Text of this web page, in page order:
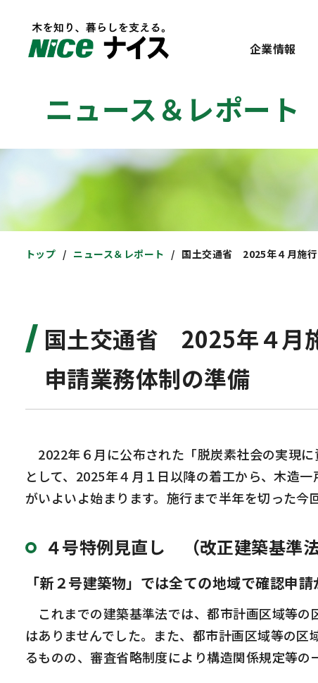
企業情報
ニュース＆レポート
トップ ニュース＆レポート 国土交通省 2025年４月施
国土交通省 2025年４月
申請業務体制の準備
2022年６月に公布された「脱炭素社会の実現
として、 2025年４月１日以降の着工から、木造
がいよいよ始まります。施行まで半年を切った今
４号特例見直し （改正建築基準法
「新２号建築物」では全ての地域で確認申
これまでの建築基準法では、都市計画区域等
はありませんでした。また、都市計画区域等の
るものの、審査省略制度により構造関係規定等の